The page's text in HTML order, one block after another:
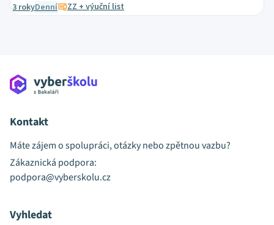
3 rokyDenní ZZ + výuční list
Kontakt
Máte zájem o spolupráci, otázky nebo zpětnou vazbu?
Zákaznická podpora:
podpora@vyberskolu.cz
Vyhledat